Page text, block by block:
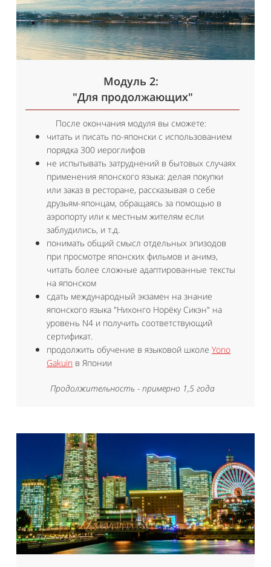
Модуль 2:
"Для продолжающих"
После окончания модуля вы сможете:
читать и писать по-японски с использованием
порядка 300 иероглифов
не испытывать затруднений в бытовых случаях
применения японского языка: делая покупки
или заказ в ресторане, рассказывая о себе
друзьям-японцам, обращаясь за помощью в
аэропорту или к местным жителям если
заблудились, и т.д.
понимать общий смысл отдельных эпизодов
при просмотре японских фильмов и анимэ,
читать более сложные адаптированные тексты
на японском
сдать международный экзамен на знание
японского языка "Нихонго Норёку Сикэн" на
уровень N4 и получить соответствующий
сертификат.
продолжить обучение в языковой школе Yono
Gakuin в Японии
Продолжительность - примерно 1,5 года